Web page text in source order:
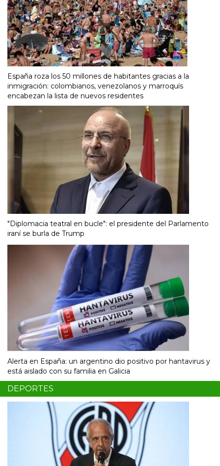
España roza los 50 millones de habitantes gracias a la
inmigración: colombianos, venezolanos y marroquís
encabezan la lista de nuevos residentes
"Diplomacia teatral en bucle": el presidente del Parlamento
iraní se burla de Trump
Alerta en España: un argentino dio positivo por hantavirus y
está aislado con su familia en Galicia
DEPORTES